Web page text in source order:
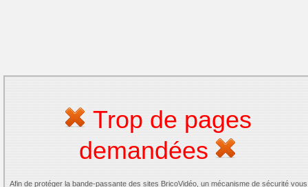
Trop de pages
demandées
Afin de protéger la bande-passante des sites BricoVidéo, un mécanisme de sécurité vous